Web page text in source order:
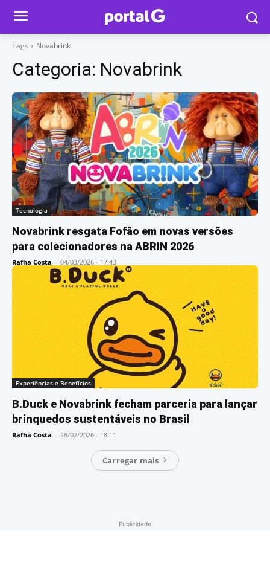
Tags Novabrink
Categoria: Novabrink
Tecnologia
Novabrink resgata Fofão em novas versões
para colecionadores na ABRIN 2026
Rafha Costa - 04/03/2026 - 17:43
Experiências e Benefícios
B.Duck e Novabrink fecham parceria para lançar
brinquedos sustentáveis no Brasil
Rafha Costa - 28/02/2026 - 18:11
Carregar mais
Publicidade